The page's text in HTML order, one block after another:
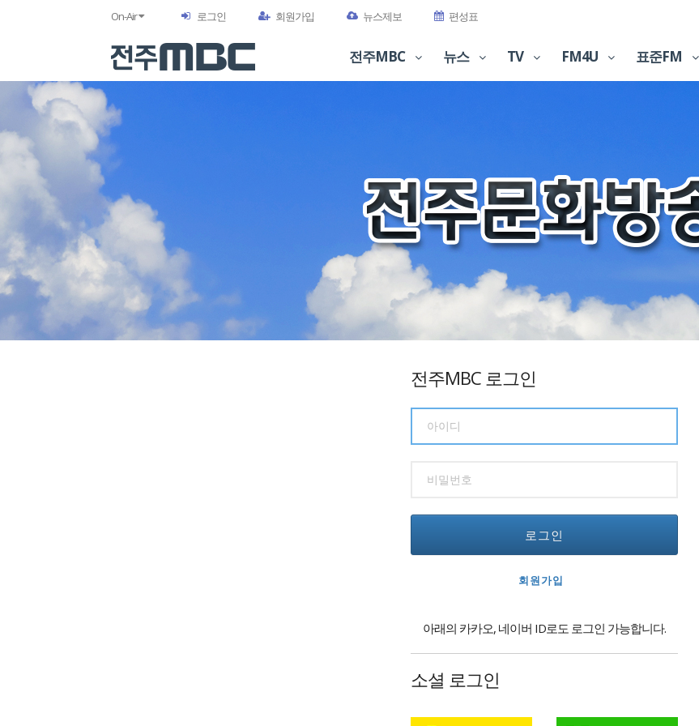
On-Air 로그인 회원가입 뉴스제보 편성표
전주MBC 뉴스 TV FM4U 표준FM
전주MBC 로그인
로그인
회원가입
아래의 카카오, 네이버 ID로도 로그인 가능합니다.
소셜 로그인